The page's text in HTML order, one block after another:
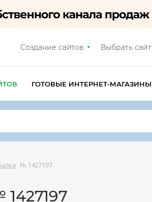
Создание сайтов Выбрать сайт
ГОТОВЫЕ ИНТЕРНЕТ-МАГАЗИНЫ
№ 1427197